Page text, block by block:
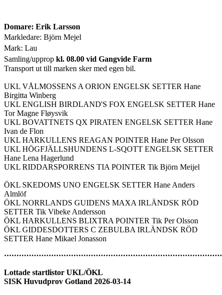
Domare: Erik Larsson
Markledare: Björn Mejel
Mark: Lau
Samling/upprop kl. 08.00 vid Gangvide Farm
Transport ut till marken sker med egen bil.
UKL VÅLMOSSENS A ORION ENGELSK SETTER Hane
Birgitta Winberg
UKL ENGLISH BIRDLAND'S FOX ENGELSK SETTER Hane
Tor Magne Fløysvik
UKL BOVATTNETS QX PIRATEN ENGELSK SETTER Hane
Ivan de Flon
UKL HARKULLENS REAGAN POINTER Hane Per Olsson
UKL HÖGFJÄLLSHUNDENS L-SQOTT ENGELSK SETTER
Hane Lena Hagerlund
UKL RIDDARSPORRENS TIA POINTER Tik Björn Meijel
ÖKL SKEDOMS UNO ENGELSK SETTER Hane Anders
Almlöf
ÖKL NORRLANDS GUIDENS MAXA IRLÄNDSK RÖD
SETTER Tik Vibeke Andersson
ÖKL HARKULLENS BLIXTRA POINTER Tik Per Olsson
ÖKL GIDDESDOTTERS C ZEBULBA IRLÄNDSK RÖD
SETTER Hane Mikael Jonasson
Lottade startlistor UKL/ÖKL
SISK Huvudprov Gotland 2026-03-14